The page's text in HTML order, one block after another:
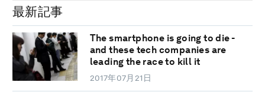
最新記事
The smartphone is going to die -
and these tech companies are
leading the race to kill it
2017年07月21日